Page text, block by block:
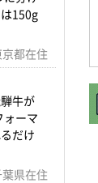
150g
都在住
牛が
ォーマ
だけ
県在住